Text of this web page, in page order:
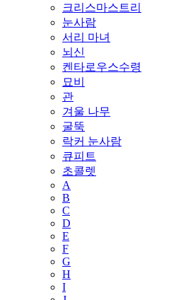
크리스마스트리
눈사람
서리 마녀
뇌신
켄타로우스수령
묘비
관
겨울 나무
굴뚝
락커 눈사람
큐피트
초콜렛
A
B
C
D
E
F
G
H
I